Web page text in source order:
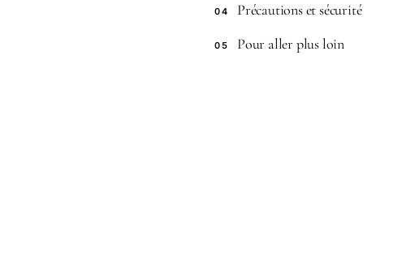
04 Précautions et sécurité
05 Pour aller plus loin